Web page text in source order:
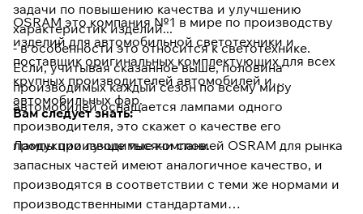
задачи по повышению качества и улучшению
характеристик изделий...
- в особенности это относится к светотехнике.
Если, учитывая сказанное выше, половина
производимых каждый сезон по всему миру
автомобилей оснащается лампами одного
производителя, это скажет о качестве его
продукции лучше тысячи слов.
OSRAM это компания №1 в мире по производству
изделий для автомобильной светотехники и
поставщик оригинальных комплектующих для всех
крупных производителей автомобилей и
автомобильных фар.
Вам следует знать:
Лампы производимые компанией OSRAM для рынка
запасных частей имеют аналогичное качество, и
производятся в соответствии с теми же нормами и
производственными стандартами